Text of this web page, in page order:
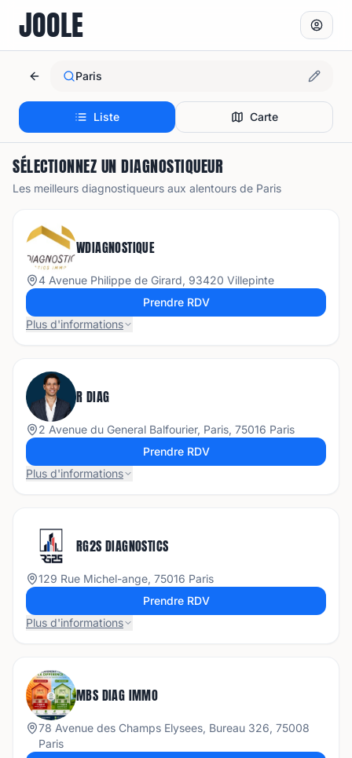
JOOLE
Paris
Liste Carte
SÉLECTIONNEZ UN DIAGNOSTIQUEUR
Les meilleurs diagnostiqueurs aux alentours de Paris
WDIAGNOSTIQUE
4 Avenue Philippe de Girard, 93420 Villepinte
Prendre RDV
Plus d'informations
R DIAG
2 Avenue du General Balfourier, Paris, 75016 Paris
Prendre RDV
Plus d'informations
RG2S DIAGNOSTICS
129 Rue Michel-ange, 75016 Paris
Prendre RDV
Plus d'informations
MBS DIAG IMMO
78 Avenue des Champs Elysees, Bureau 326, 75008
Paris